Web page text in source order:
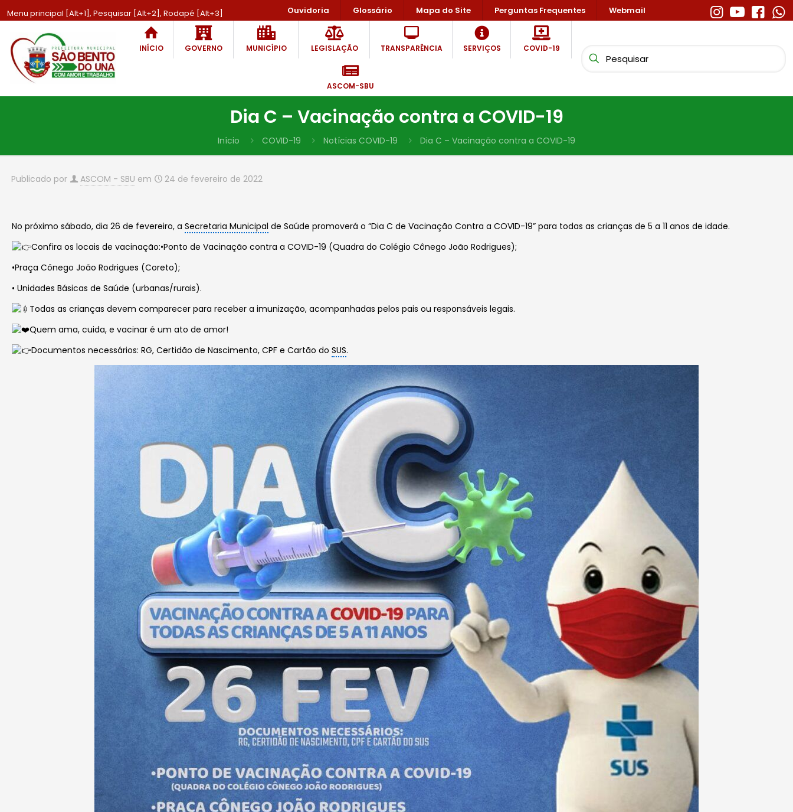
Menu principal [Alt+1], Pesquisar [Alt+2], Rodapé [Alt+3] Ouvidoria Glossário Mapa do Site Perguntas Frequentes Webmail
INÍCIO GOVERNO MUNICÍPIO LEGISLAÇÃO TRANSPARÊNCIA SERVIÇOS COVID-19
ASCOM-SBU
Dia C – Vacinação contra a COVID-19
Início COVID-19 Notícias COVID-19 Dia C – Vacinação contra a COVID-19
Publicado por ASCOM - SBU em 24 de fevereiro de 2022
No próximo sábado, dia 26 de fevereiro, aSecretaria Municipal de Saúde promoverá o “Dia C de Vacinação Contra a COVID-19” para todas as crianças de 5 a 11 anos de idade.
Confira os locais de vacinação:•Ponto de Vacinação contra a COVID-19 (Quadra do Colégio Cônego João Rodrigues);
•Praça Cônego João Rodrigues (Coreto);
• Unidades Básicas de Saúde (urbanas/rurais).
Todas as crianças devem comparecer para receber a imunização, acompanhadas pelos pais ou responsáveis legais.
Quem ama, cuida, e vacinar é um ato de amor!
Documentos necessários: RG, Certidão de Nascimento, CPF e Cartão doSUS.